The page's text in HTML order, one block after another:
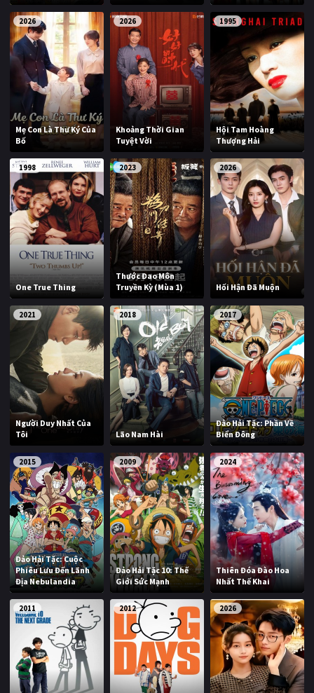
2026
Mẹ Con Là Thư Ký Của
Bố
2026
Khoảng Thời Gian
Tuyệt Vời
1995
Hội Tam Hoàng
Thượng Hải
1998
One True Thing
2023
Thước Đao Môn
Truyền Kỳ (Mùa 1)
2026
Hối Hận Đã Muộn
2021
Người Duy Nhất Của
Tôi
2018
Lão Nam Hài
2017
Đảo Hải Tặc: Phần Về
Biển Đông
2015
Đảo Hải Tặc: Cuộc
Phiêu Lưu Đến Lãnh
Địa Nebulandia
2009
Đảo Hải Tặc 10: Thế
Giới Sức Mạnh
2024
Thiên Đóa Đào Hoa
Nhất Thế Khai
2011 2012 2026